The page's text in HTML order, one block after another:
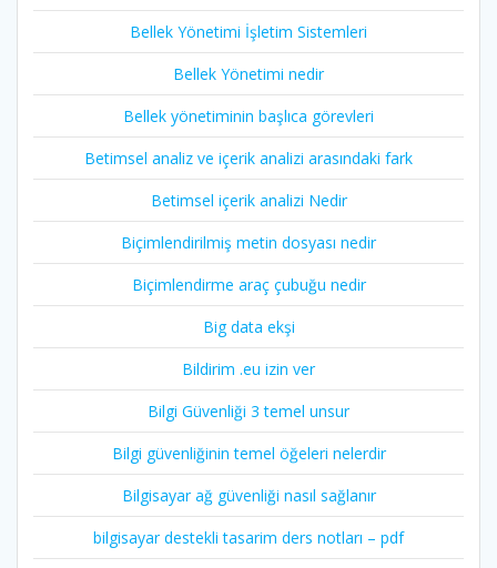
Bellek Yönetimi İşletim Sistemleri
Bellek Yönetimi nedir
Bellek yönetiminin başlıca görevleri
Betimsel analiz ve içerik analizi arasındaki fark
Betimsel içerik analizi Nedir
Biçimlendirilmiş metin dosyası nedir
Biçimlendirme araç çubuğu nedir
Big data ekşi
Bildirim .eu izin ver
Bilgi Güvenliği 3 temel unsur
Bilgi güvenliğinin temel öğeleri nelerdir
Bilgisayar ağ güvenliği nasıl sağlanır
bilgisayar destekli tasarim ders notları – pdf